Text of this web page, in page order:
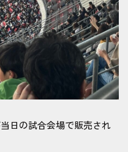
日の試合会場で販売され